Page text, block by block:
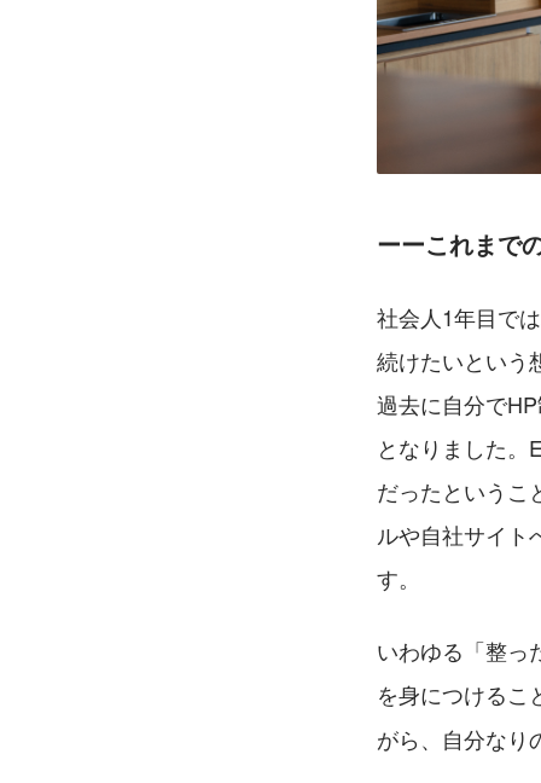
ーーこれまで
社会人1年目で
続けたいという
過去に自分で
となりました。
だったというこ
ルや自社サイト
す。
いわゆる「整っ
を身につけるこ
がら、自分なり